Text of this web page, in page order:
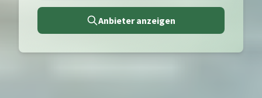
Anbieter anzeigen